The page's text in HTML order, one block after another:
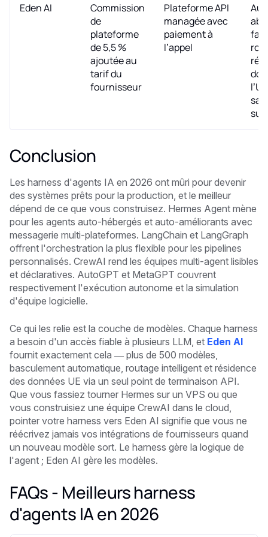
Eden AI
Commission
de
plateforme
de 5,5 %
ajoutée au
tarif du
fournisseur
Plateforme API
managée avec
paiement à
l’appel
Conclusion
Les harness d'agents IA en 2026 ont mûri pour devenir
des systèmes prêts pour la production, et le meilleur
dépend de ce que vous construisez. Hermes Agent mène
pour les agents auto-hébergés et auto-améliorants avec
messagerie multi-plateformes. LangChain et LangGraph
offrent l'orchestration la plus flexible pour les pipelines
personnalisés. CrewAI rend les équipes multi-agent lisibles
et déclaratives. AutoGPT et MetaGPT couvrent
respectivement l'exécution autonome et la simulation
d'équipe logicielle.
Ce qui les relie est la couche de modèles. Chaque harness
a besoin d'un accès fiable à plusieurs LLM, et Eden AI
fournit exactement cela — plus de 500 modèles,
basculement automatique, routage intelligent et résidence
des données UE via un seul point de terminaison API.
Que vous fassiez tourner Hermes sur un VPS ou que
vous construisiez une équipe CrewAI dans le cloud,
pointer votre harness vers Eden AI signifie que vous ne
réécrivez jamais vos intégrations de fournisseurs quand
un nouveau modèle sort. Le harness gère la logique de
l'agent ; Eden AI gère les modèles.
FAQs - Meilleurs harness
d'agents IA en 2026